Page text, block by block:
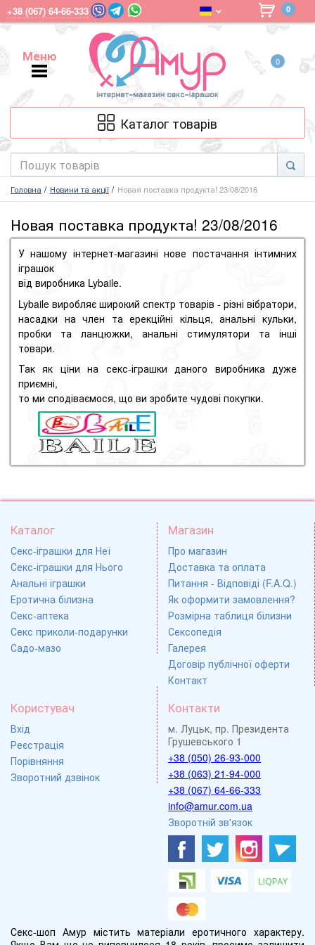
+38 (067) 64-66-333 0
Меню
Меню
0
Каталог товарів
Головна Новини та акції Новая поставка продукта! 23/08/2016
Новая поставка продукта! 23/08/2016
У нашому інтернет-магазині нове постачання інтимних
іграшок
від виробника Lybaile.
Lybaile виробляє широкий спектр товарів - різні вібратори,
насадки на член та ерекційні кільця, анальні кульки,
пробки та ланцюжки, анальні стимулятори та інші
товари.
Так як ціни на секс-іграшки даного виробника дуже
приємні,
то ми сподіваємося, що ви зробите чудові покупки.
Каталог
Секс-іграшки для Неї
Секс-іграшки для Нього
Анальні іграшки
Еротична білизна
Секс-аптека
Секс приколи-подарунки
Садо-мазо
Магазин
Про магазин
Доставка та оплата
Питання - Відповіді (F.A.Q.)
Як оформити замовлення?
Розмірна таблиця білизни
Сексопедія
Галерея
Договір публічної оферти
Контакт
Користувач
Вхід
Реєстрація
Порівняння
Зворотний дзвінок
Контакти
м. Луцьк, пр. Президента
Грушевського 1
+38 (050) 26-93-000
+38 (063) 21-94-000
+38 (067) 64-66-333
info@amur.com.ua
Зворотній зв'язок
Секс-шоп Амур містить матеріали еротичного характеру.